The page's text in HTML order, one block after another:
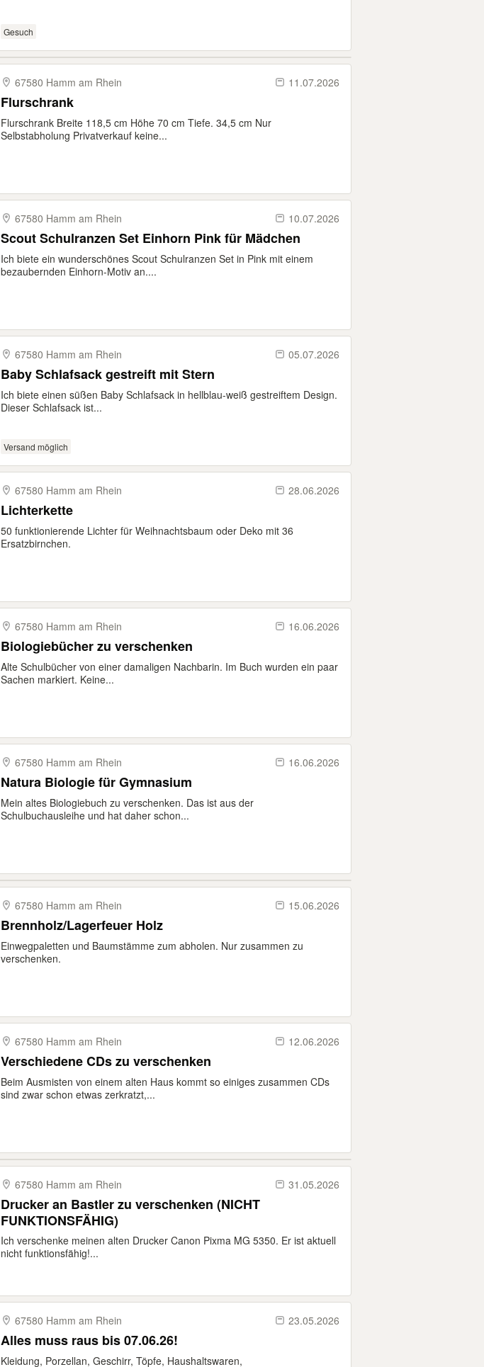
Gesuch
67580 Hamm am Rhein 11.07.2026
Flurschrank
Flurschrank Breite 118,5 cm Höhe 70 cm Tiefe. 34,5 cm Nur
Selbstabholung Privatverkauf keine...
67580 Hamm am Rhein 10.07.2026
Scout Schulranzen Set Einhorn Pink für Mädchen
Ich biete ein wunderschönes Scout Schulranzen Set in Pink mit einem
bezaubernden Einhorn-Motiv an....
67580 Hamm am Rhein 05.07.2026
Baby Schlafsack gestreift mit Stern
Ich biete einen süßen Baby Schlafsack in hellblau-weiß gestreiftem Design.
Dieser Schlafsack ist...
Versand möglich
67580 Hamm am Rhein 28.06.2026
Lichterkette
50 funktionierende Lichter für Weihnachtsbaum oder Deko mit 36
Ersatzbirnchen.
67580 Hamm am Rhein 16.06.2026
Biologiebücher zu verschenken
Alte Schulbücher von einer damaligen Nachbarin. Im Buch wurden ein paar
Sachen markiert. Keine...
67580 Hamm am Rhein 16.06.2026
Natura Biologie für Gymnasium
Mein altes Biologiebuch zu verschenken. Das ist aus der
Schulbuchausleihe und hat daher schon...
67580 Hamm am Rhein 15.06.2026
Brennholz/Lagerfeuer Holz
Einwegpaletten und Baumstämme zum abholen. Nur zusammen zu
verschenken.
67580 Hamm am Rhein 12.06.2026
Verschiedene CDs zu verschenken
Beim Ausmisten von einem alten Haus kommt so einiges zusammen CDs
sind zwar schon etwas zerkratzt,...
67580 Hamm am Rhein 31.05.2026
Drucker an Bastler zu verschenken (NICHT
FUNKTIONSFÄHIG)
Ich verschenke meinen alten Drucker Canon Pixma MG 5350. Er ist aktuell
nicht funktionsfähig!...
67580 Hamm am Rhein 23.05.2026
Alles muss raus bis 07.06.26!
Kleidung, Porzellan, Geschirr, Töpfe, Haushaltswaren,